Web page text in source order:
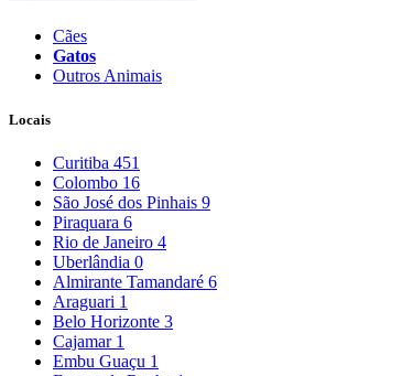
Cães
Gatos
Outros Animais
Locais
Curitiba 451
Colombo 16
São José dos Pinhais 9
Piraquara 6
Rio de Janeiro 4
Uberlândia 0
Almirante Tamandaré 6
Araguari 1
Belo Horizonte 3
Cajamar 1
Embu Guaçu 1